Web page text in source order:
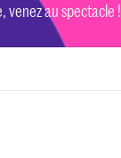
venez au spectacle !